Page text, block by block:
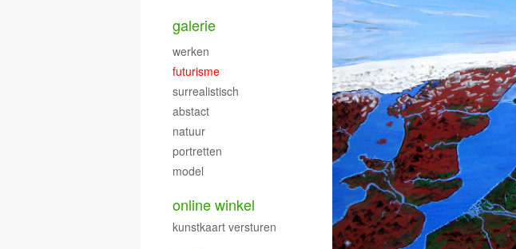
galerie
werken
futurisme
surrealistisch
abstact
natuur
portretten
model
online winkel
kunstkaart versturen